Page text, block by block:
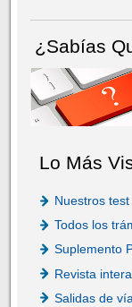
¿Sabías
Lo Más
Nuestros test
Todos los
Suplemento
Revista
Salidas de